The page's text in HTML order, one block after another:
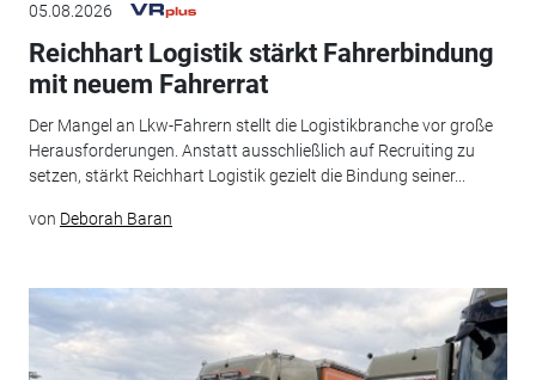
05.08.2026
Reichhart Logistik stärkt Fahrerbindung
mit neuem Fahrerrat
Der Mangel an Lkw-Fahrern stellt die Logistikbranche vor große
Herausforderungen. Anstatt ausschließlich auf Recruiting zu
setzen, stärkt Reichhart Logistik gezielt die Bindung seiner...
von Deborah Baran